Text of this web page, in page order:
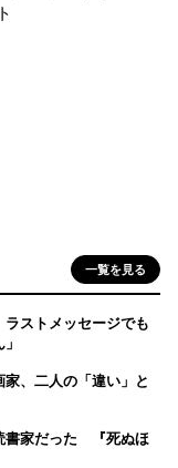
一覧を見る
ストメッセージでも
、二人の「違い」と
書家だった 『死ぬほ